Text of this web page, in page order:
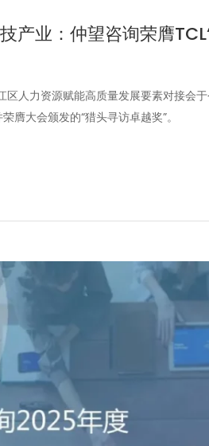
产业：仲望咨询荣膺
区人力资源赋能高质量发展要素对接会
膺大会颁发的“猎头寻访卓越奖”。